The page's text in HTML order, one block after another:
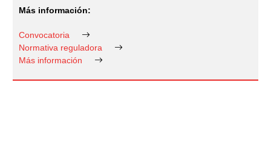
Convocatoria
Normativa reguladora
Más información